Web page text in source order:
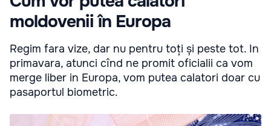
moldovenii în Europa
Regim fara vize, dar nu pentru toți și peste tot. In
primavara, atunci cînd ne promit oficialii ca vom
merge liber in Europa, vom putea calatori doar cu
pasaportul biometric.